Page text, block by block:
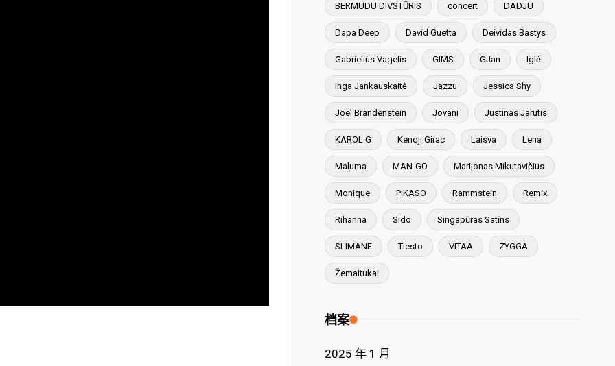
BERMUDU DIVSTŪRIS concert DADJU
Dapa Deep David Guetta Deividas Bastys
Gabrielius Vagelis GIMS GJan Iglė
Inga Jankauskaitė Jazzu Jessica Shy
Joel Brandenstein Jovani Justinas Jarutis
KAROL G Kendji Girac Laisva Lena
Maluma MAN-GO Marijonas Mikutavičius
Monique PIKASO Rammstein Remix
Rihanna Sido Singapūras Satīns
SLIMANE Tiesto VITAA ZYGGA
Žemaitukai
档案
2025 年 1 月